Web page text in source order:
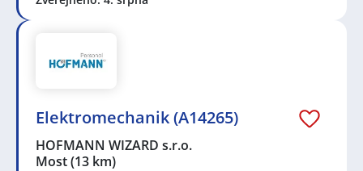
Elektromechanik (A14265)
HOFMANN WIZARD s.r.o.
Most(13 km)